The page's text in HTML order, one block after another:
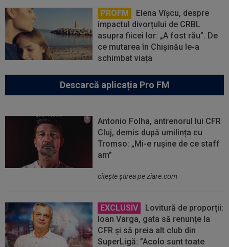
PROFM
Elena Vîșcu, despre
impactul divorțului de CRBL
asupra fiicei lor: „A fost rău”. De
ce mutarea în Chișinău le-a
schimbat viața
Descarcă aplicația Pro FM
Antonio Folha, antrenorul lui CFR
Cluj, demis după umilința cu
Tromso: „Mi-e rușine de ce staff
am”
citeşte ştirea pe ziare.com
EXCLUSIV
Lovitură de proporții:
Ioan Varga, gata să renunțe la
CFR și să preia alt club din
SuperLigă: ”Acolo sunt toate